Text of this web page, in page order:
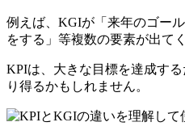
例えば、KGIが「来年のゴー
をする」等複数の要素が出て
KPIは、大きな目標を達成す
り得るかもしれません。